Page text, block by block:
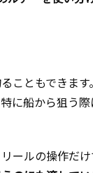
こともできます
に船から狙う
ールの操作だけ